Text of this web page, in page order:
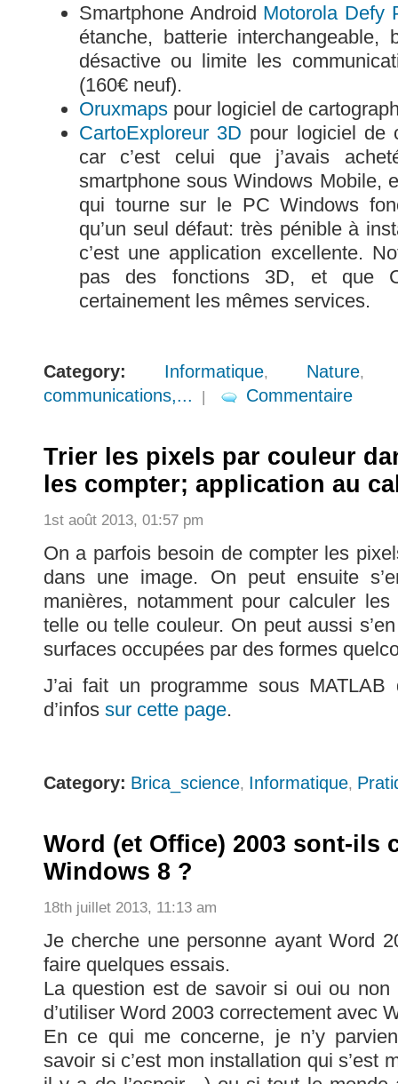
Smartphone Android Motorola Defy
étanche, batterie interchangeable,
désactive ou limite les
(160€ neuf).
Oruxmaps pour logiciel de
CartoExploreur 3D pour logiciel de
car c’est celui que j’avais
smartphone sous Windows Mobile,
qui tourne sur le PC Windows
qu’un seul défaut: très pénible à
c’est une application excellente.
pas des fonctions 3D, et que
certainement les mêmes services.
Category: Informatique, Nature
communications,... | Commentaire
Trier les pixels par couleur
les compter; application au
1st août 2013, 01:57 pm
On a parfois besoin de compter les
dans une image. On peut ensuite
manières, notamment pour calculer
telle ou telle couleur. On peut aussi
surfaces occupées par des formes
J’ai fait un programme sous
d’infos sur cette page.
Category: Brica_science, Informatique,
Word (et Office) 2003 sont-ils
Windows 8 ?
18th juillet 2013, 11:13 am
Je cherche une personne ayant Word
faire quelques essais.
La question est de savoir si oui ou
d’utiliser Word 2003 correctement avec
En ce qui me concerne, je n’y
savoir si c’est mon installation qui s’est